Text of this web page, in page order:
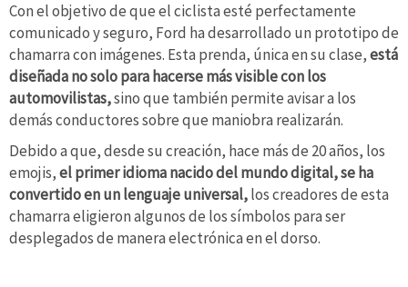
Con el objetivo de que el ciclista esté perfectamente
comunicado y seguro, Ford ha desarrollado un prototipo de
chamarra con imágenes. Esta prenda, única en su clase,está
diseñada no solo para hacerse más visible con los
automovilistas,sino que también permite avisar a los
demás conductores sobre que maniobra realizarán.
Debido a que, desde su creación, hace más de 20 años, los
emojis,el primer idioma nacido del mundo digital, se ha
convertido en un lenguaje universal,los creadores de esta
chamarra eligieron algunos de los símbolos para ser
desplegados de manera electrónica en el dorso.